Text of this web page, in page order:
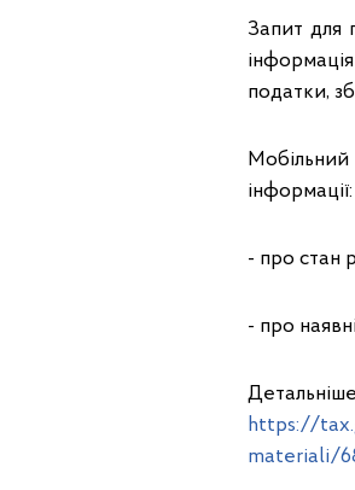
Запит для
податки,
інформації:
- про стан
- про
https://
materiali/